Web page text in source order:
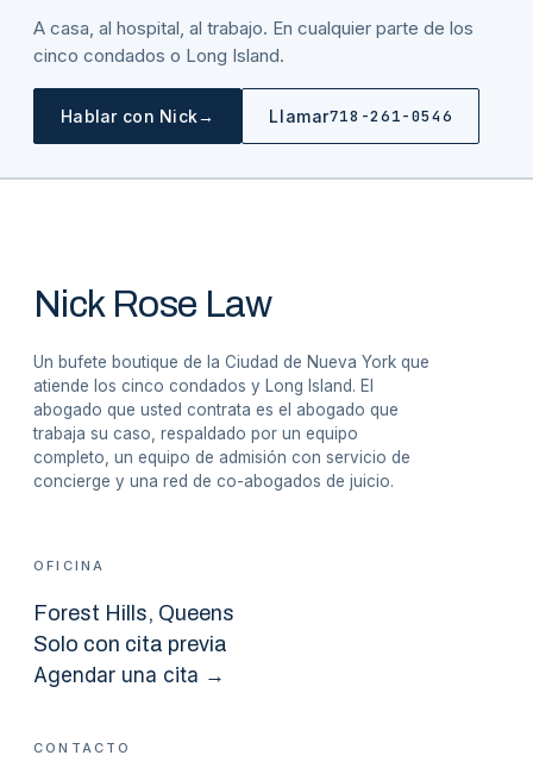
A casa, al hospital, al trabajo. En cualquier parte de los
cinco condados o Long Island.
Hablar con Nick→ Llamar718-261-0546
Nick Rose Law
Un bufete boutique de la Ciudad de Nueva York que
atiende los cinco condados y Long Island. El
abogado que usted contrata es el abogado que
trabaja su caso, respaldado por un equipo
completo, un equipo de admisión con servicio de
concierge y una red de co-abogados de juicio.
OFICINA
Forest Hills, Queens
Solo con cita previa
Agendar una cita →
CONTACTO